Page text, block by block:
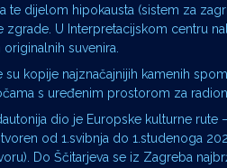
te dijelom hipokausta (sistem za
zgrade. U Interpretacijskom centru
suvenira.
kopije najznačajnijih kamenih
s uređenim prostorom za
dio je Europske kulturne rute
od 1.svibnja do 1.studenoga
Do Ščitarjeva se iz Zagreba